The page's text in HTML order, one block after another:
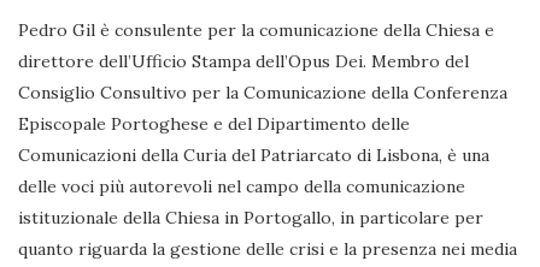
Pedro Gil è consulente per la comunicazione della Chiesa e
direttore dell’Ufficio Stampa dell’Opus Dei. Membro del
Consiglio Consultivo per la Comunicazione della Conferenza
Episcopale Portoghese e del Dipartimento delle
Comunicazioni della Curia del Patriarcato di Lisbona, è una
delle voci più autorevoli nel campo della comunicazione
istituzionale della Chiesa in Portogallo, in particolare per
quanto riguarda la gestione delle crisi e la presenza nei media